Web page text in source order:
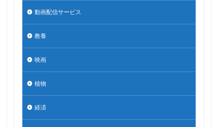
動画配信サービス
教養
映画
植物
経済